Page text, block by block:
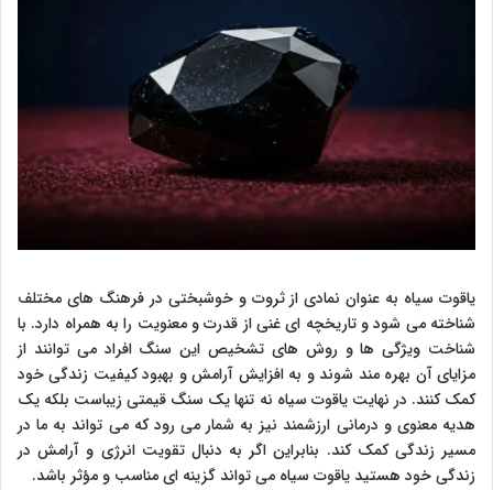
یاقوت سیاه به عنوان نمادی از ثروت و خوشبختی در فرهنگ های مختلف
شناخته می شود و تاریخچه ای غنی از قدرت و معنویت را به همراه دارد. با
شناخت ویژگی ها و روش های تشخیص این سنگ افراد می توانند از
مزایای آن بهره مند شوند و به افزایش آرامش و بهبود کیفیت زندگی خود
کمک کنند. در نهایت یاقوت سیاه نه تنها یک سنگ قیمتی زیباست بلکه یک
هدیه معنوی و درمانی ارزشمند نیز به شمار می رود که می تواند به ما در
مسیر زندگی کمک کند. بنابراین اگر به دنبال تقویت انرژی و آرامش در
زندگی خود هستید یاقوت سیاه می تواند گزینه ای مناسب و مؤثر باشد.